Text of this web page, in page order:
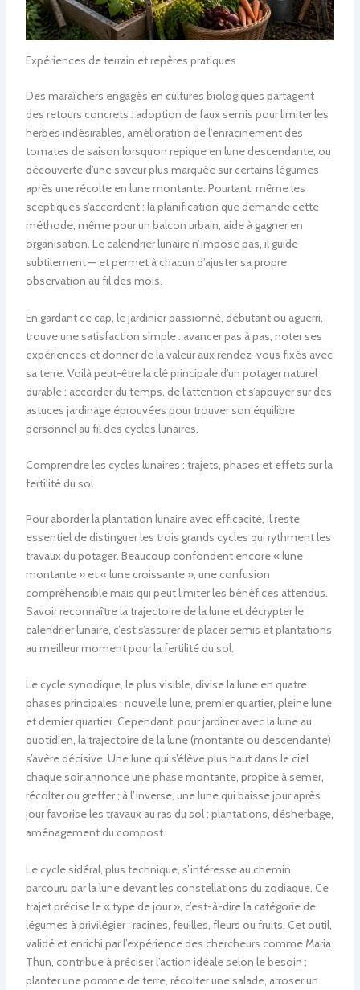
Expériences de terrain et repères pratiques
Des maraîchers engagés en cultures biologiques partagent
des retours concrets : adoption de faux semis pour limiter les
herbes indésirables, amélioration de l’enracinement des
tomates de saison lorsqu’on repique en lune descendante, ou
découverte d’une saveur plus marquée sur certains légumes
après une récolte en lune montante. Pourtant, même les
sceptiques s’accordent : la planification que demande cette
méthode, même pour un balcon urbain, aide à gagner en
organisation. Le calendrier lunaire n’impose pas, il guide
subtilement — et permet à chacun d’ajuster sa propre
observation au fil des mois.
En gardant ce cap, le jardinier passionné, débutant ou aguerri,
trouve une satisfaction simple : avancer pas à pas, noter ses
expériences et donner de la valeur aux rendez-vous fixés avec
sa terre. Voilà peut-être la clé principale d’un potager naturel
durable : accorder du temps, de l’attention et s’appuyer sur des
astuces jardinage éprouvées pour trouver son équilibre
personnel au fil des cycles lunaires.
Comprendre les cycles lunaires : trajets, phases et effets sur la
fertilité du sol
Pour aborder la plantation lunaire avec efficacité, il reste
essentiel de distinguer les trois grands cycles qui rythment les
travaux du potager. Beaucoup confondent encore « lune
montante » et « lune croissante », une confusion
compréhensible mais qui peut limiter les bénéfices attendus.
Savoir reconnaître la trajectoire de la lune et décrypter le
calendrier lunaire, c’est s’assurer de placer semis et plantations
au meilleur moment pour la fertilité du sol.
Le cycle synodique, le plus visible, divise la lune en quatre
phases principales : nouvelle lune, premier quartier, pleine lune
et dernier quartier. Cependant, pour jardiner avec la lune au
quotidien, la trajectoire de la lune (montante ou descendante)
s’avère décisive. Une lune qui s’élève plus haut dans le ciel
chaque soir annonce une phase montante, propice à semer,
récolter ou greffer ; à l’inverse, une lune qui baisse jour après
jour favorise les travaux au ras du sol : plantations, désherbage,
aménagement du compost.
Le cycle sidéral, plus technique, s’intéresse au chemin
parcouru par la lune devant les constellations du zodiaque. Ce
trajet précise le « type de jour », c’est-à-dire la catégorie de
légumes à privilégier : racines, feuilles, fleurs ou fruits. Cet outil,
validé et enrichi par l’expérience des chercheurs comme Maria
Thun, contribue à préciser l’action idéale selon le besoin :
planter une pomme de terre, récolter une salade, arroser un